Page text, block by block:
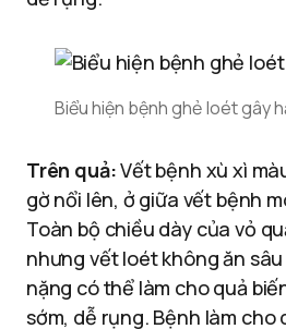
Biểu hiện bệnh ghẻ loét gây
Trên quả:Vết bệnh xù xì
gờ nổi lên, ở giữa vết bệnh
Toàn bộ chiều dày của vỏ
nhưng vết loét không ăn
nặng có thể làm cho quả
sớm, dễ rụng. Bệnh làm cho